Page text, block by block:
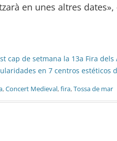
en unes altres
cap de setmana la 13a Fira dels
en 7 centros estéticos
,Concert Medieval,fira,Tossa de mar